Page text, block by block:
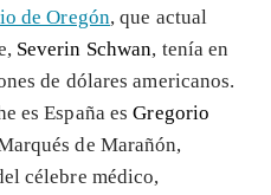
de Oregón, que actual
Severin Schwan, tenía en
de dólares americanos.
es España esGregorio
de Marañón,
célebre médico,